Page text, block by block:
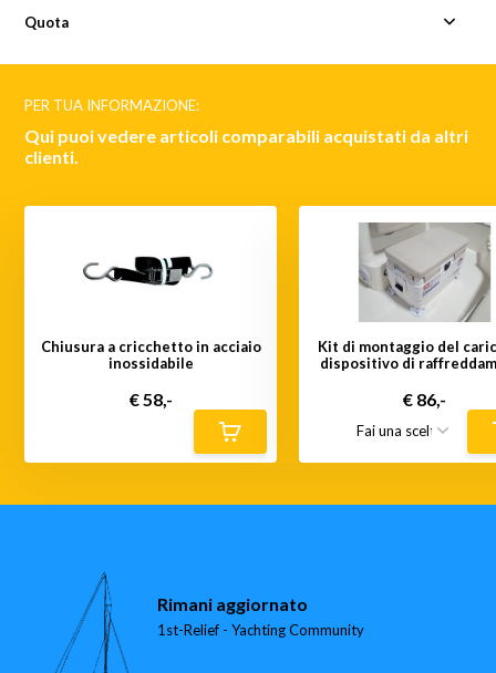
Quota
PER TUA INFORMAZIONE:
Qui puoi vedere articoli comparabili acquistati da altri
clienti.
Chiusura a cricchetto in acciaio
inossidabile
€ 58,-
Kit di montaggio del
dispositivo di
€ 86,-
Rimani aggiornato
1st-Relief - Yachting Community